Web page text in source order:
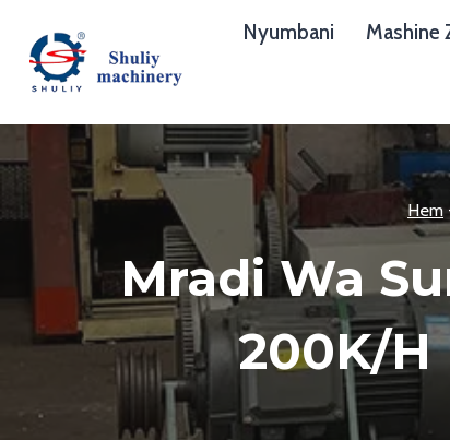
content
Nyumbani Mashine
Hem
Mradi Wa
200K/h